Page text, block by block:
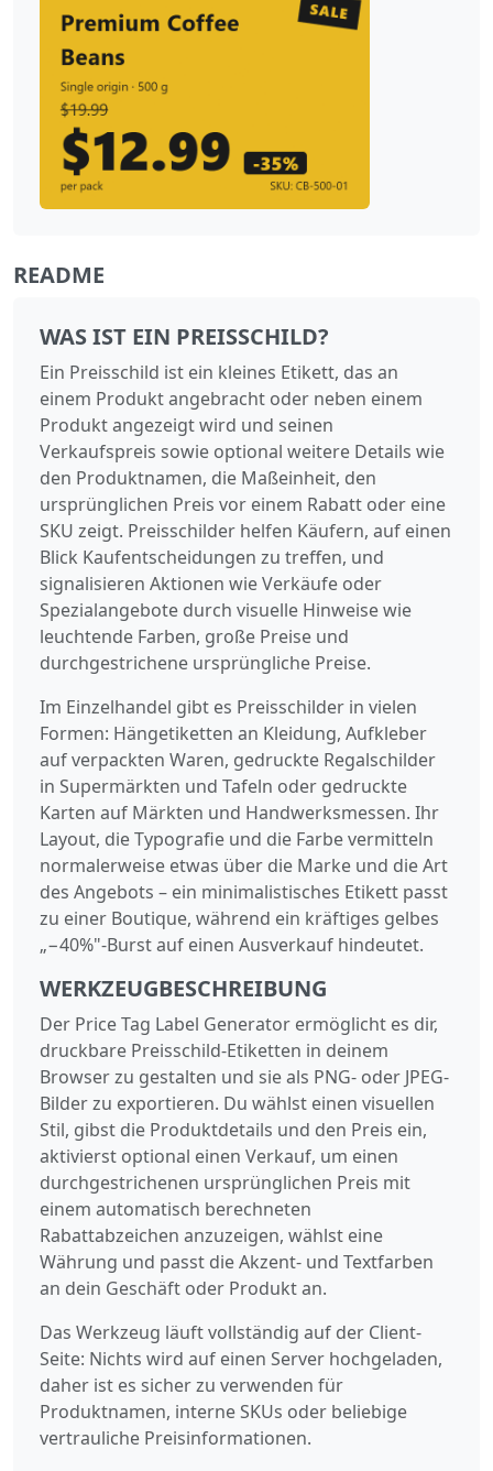
README
WAS IST EIN PREISSCHILD?
Ein Preisschild ist ein kleines Etikett, das an
einem Produkt angebracht oder neben einem
Produkt angezeigt wird und seinen
Verkaufspreis sowie optional weitere Details wie
den Produktnamen, die Maßeinheit, den
ursprünglichen Preis vor einem Rabatt oder eine
SKU zeigt. Preisschilder helfen Käufern, auf einen
Blick Kaufentscheidungen zu treffen, und
signalisieren Aktionen wie Verkäufe oder
Spezialangebote durch visuelle Hinweise wie
leuchtende Farben, große Preise und
durchgestrichene ursprüngliche Preise.
Im Einzelhandel gibt es Preisschilder in vielen
Formen: Hängetiketten an Kleidung, Aufkleber
auf verpackten Waren, gedruckte Regalschilder
in Supermärkten und Tafeln oder gedruckte
Karten auf Märkten und Handwerksmessen. Ihr
Layout, die Typografie und die Farbe vermitteln
normalerweise etwas über die Marke und die Art
des Angebots – ein minimalistisches Etikett passt
zu einer Boutique, während ein kräftiges gelbes
„−40%"-Burst auf einen Ausverkauf hindeutet.
WERKZEUGBESCHREIBUNG
Der Price Tag Label Generator ermöglicht es dir,
druckbare Preisschild-Etiketten in deinem
Browser zu gestalten und sie als PNG- oder JPEG-
Bilder zu exportieren. Du wählst einen visuellen
Stil, gibst die Produktdetails und den Preis ein,
aktivierst optional einen Verkauf, um einen
durchgestrichenen ursprünglichen Preis mit
einem automatisch berechneten
Rabattabzeichen anzuzeigen, wählst eine
Währung und passt die Akzent- und Textfarben
an dein Geschäft oder Produkt an.
Das Werkzeug läuft vollständig auf der Client-
Seite: Nichts wird auf einen Server hochgeladen,
daher ist es sicher zu verwenden für
Produktnamen, interne SKUs oder beliebige
vertrauliche Preisinformationen.